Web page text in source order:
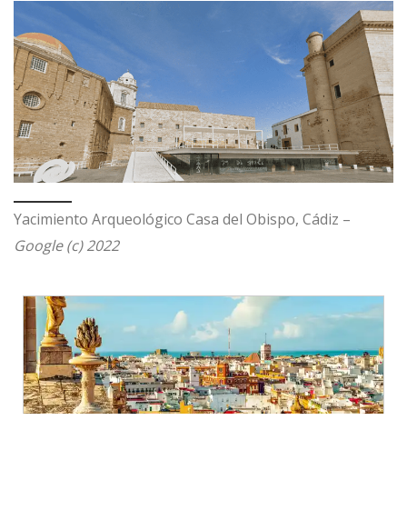
Yacimiento Arqueológico Casa del Obispo, Cádiz –
Google (c) 2022